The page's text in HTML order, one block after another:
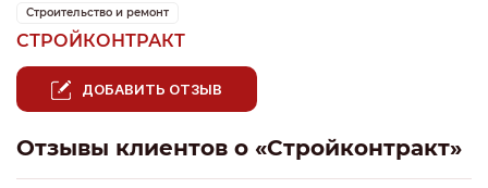
Строительство и ремонт
СТРОЙКОНТРАКТ
ДОБАВИТЬ ОТЗЫВ
Отзывы клиентов о «Стройконтракт»